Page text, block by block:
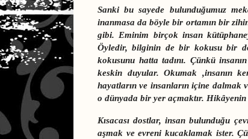
Sanki bu sayede bulunduğumuz
inanmasa da böyle bir ortamın bir
gibi. Eminim birçok insan
Öyledir, bilginin de bir kokusu bir
kokusunu hatta tadını. Çünkü
keskin duyular. Okumak ,insanın
hayatların ve insanların içine dalmak
o dünyada bir yer açmaktır. Hikâyenin
Kısacası dostlar, insan bulunduğu
aşmak ve evreni kucaklamak ister.